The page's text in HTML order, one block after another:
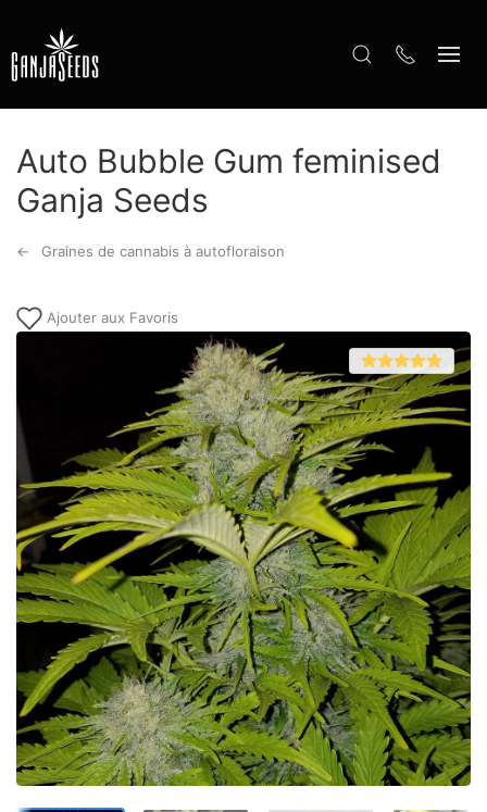
Auto Bubble Gum feminised
Ganja Seeds
Graines de cannabis à autofloraison
Ajouter aux Favoris